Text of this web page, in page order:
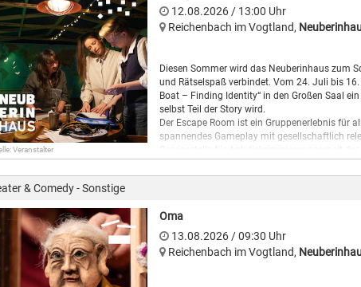
und die Vielfalt jüdischen Lebens, sondern
Teamwork: Nur gemeinsam kann die
gerettet werden. Das Spiel ist für Einsteiger
Dauer: 2 Stunden
Teilnahme ab 16 Jahren!
Hier keine Tickets verfügbar
Veranstalter
12.08.2026/ 13:00 Uhr
Reichenbach im Vogtland,
Diesen Sommer wird das Neuberinhaus zum
und Rätselspaß verbindet. Vom 24. Juli bis
Boat – Finding Identity“ in den Großen Saal
selbst Teil der Story wird.
Der Escape Room ist ein Gruppenerlebnis für
spannendes Gameplay mit gesellschaftlich
wird das Projekt durch die Kulturstiftung des
Spieler:innen begeben sich auf ein
knifflige Rätsel und eine spannende
und die Vielfalt jüdischen Lebens, sondern
Teamwork: Nur gemeinsam kann die
gerettet werden. Das Spiel ist für Einsteiger
& Comedy - Sonstige
Oma
13.08.2026/ 09:30 Uhr
Reichenbach im Vogtland,